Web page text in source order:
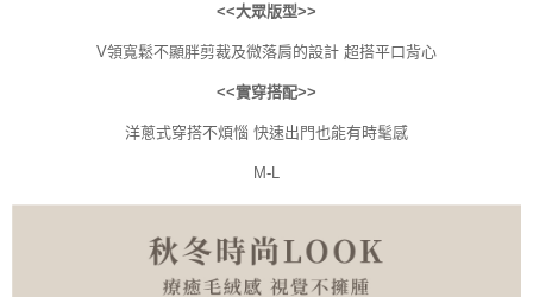
<<大眾版型>>
V領寬鬆不顯胖剪裁及微落肩的設計 超搭平口背心
<<實穿搭配>>
洋蔥式穿搭不煩惱 快速出門也能有時髦感
M-L